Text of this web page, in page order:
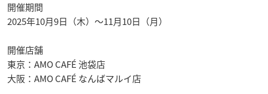
開催期間
2025年10月9日（木）〜11月10日（月）
開催店舗
東京：AMO CAFÉ 池袋店
大阪：AMO CAFÉ なんばマルイ店